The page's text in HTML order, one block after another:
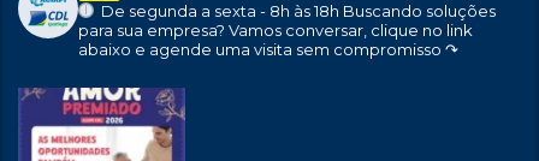
De segunda a sexta - 8h às 18h Buscando soluções
para sua empresa? Vamos conversar, clique no link
abaixo e agende uma visita sem compromisso ↷